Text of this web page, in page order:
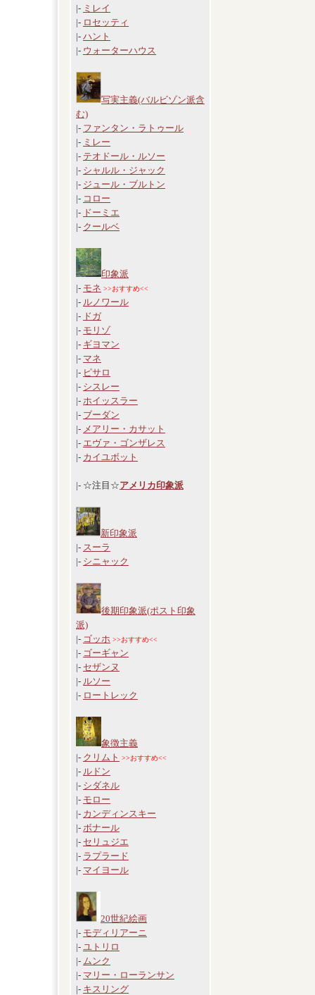
|- ミレイ
|- ロセッティ
|- ハント
|- ウォーターハウス
写実主義(バルビゾン派含
む)
|- ファンタン・ラトゥール
|- ミレー
|- テオドール・ルソー
|- シャルル・ジャック
|- ジュール・ブルトン
|- コロー
|- ドーミエ
|- クールベ
印象派
|- モネ >>おすすめ<<
|- ルノワール
|- ドガ
|- モリゾ
|- ギヨマン
|- マネ
|- ピサロ
|- シスレー
|- ホイッスラー
|- ブーダン
|- メアリー・カサット
|- エヴァ・ゴンザレス
|- カイユボット
|- ☆注目☆アメリカ印象派
新印象派
|- スーラ
|- シニャック
後期印象派(ポスト印象
派)
|- ゴッホ >>おすすめ<<
|- ゴーギャン
|- セザンヌ
|- ルソー
|- ロートレック
象徴主義
|- クリムト >>おすすめ<<
|- ルドン
|- シダネル
|- モロー
|- カンディンスキー
|- ボナール
|- セリュジエ
|- ラプラード
|- マイヨール
20世紀絵画
|- モディリアーニ
|- ユトリロ
|- ムンク
|- マリー・ローランサン
|- キスリング